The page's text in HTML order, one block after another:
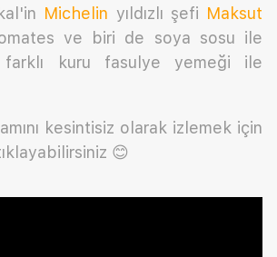
Michelin yıldızlı şefi Maksut
ve biri de soya sosu ile
farklı kuru fasulye yemeği ile
kesintisiz olarak izlemek için
😊